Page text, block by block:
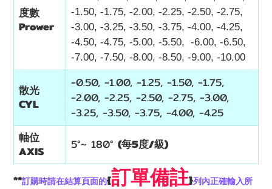
度數
Prower
-1.50, -1.75, -2.00, -2.25, -2.50, -2.75,
-3.00, -3.25, -3.50, -3.75, -4.00, -4.25,
-4.50, -4.75, -5.00, -5.50, -6.00, -6.50,
-7.00, -7.50, -8.00, -8.50, -9.00, -10.00
散光
CYL
-0.50, -1.00, -1.25, -1.50, -1.75,
-2.00, -2.25, -2.50, -2.75, -3.00,
-3.25, -3.50, -3.75, -4.00, -4.25
軸位
AXIS
5°~ 180° (每5度/級)
**訂購時請在結算頁面的{訂單備註}列內正確輸入所